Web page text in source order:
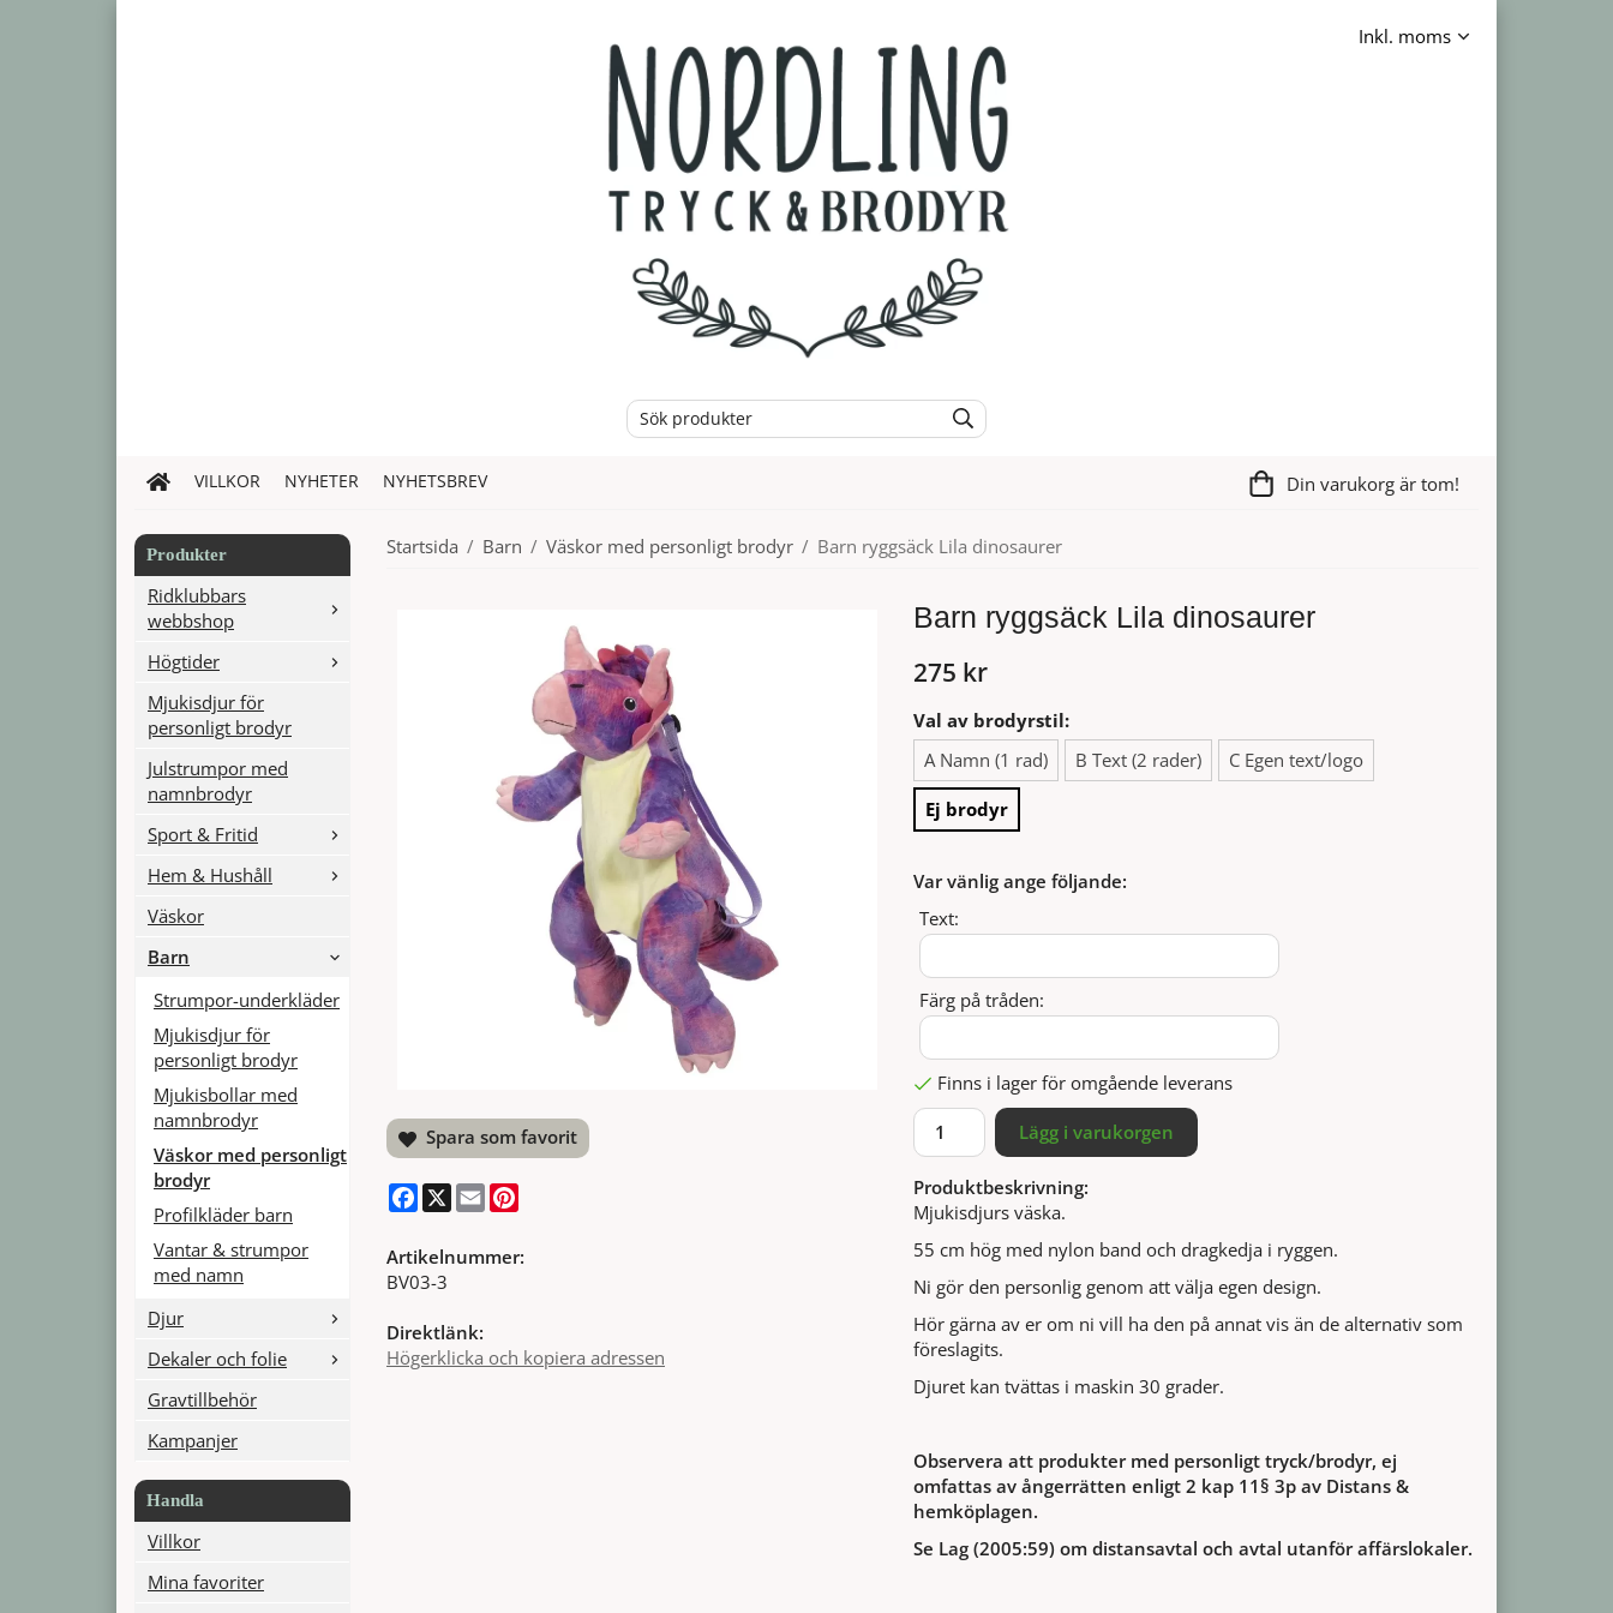
VILLKOR NYHETER NYHETSBREV Din varukorg är tom!
Produkter
Ridklubbars
webbshop
Högtider
Mjukisdjur för
personligt brodyr
Julstrumpor med
namnbrodyr
Sport & Fritid
Hem & Hushåll
Väskor
Barn
Strumpor-underkläder
Mjukisdjur för
personligt brodyr
Mjukisbollar med
namnbrodyr
Väskor med personligt
brodyr
Profilkläder barn
Vantar & strumpor
med namn
Djur
Dekaler och folie
Gravtillbehör
Kampanjer
Handla
Villkor
Mina favoriter
Startsida / Barn / Väskor med personligt brodyr / Barn ryggsäck Lila dinosaurer
Barn ryggsäck Lila dinosaurer
275 kr
Val av brodyrstil:
A Namn (1 rad)
B Text (2 rader) C Egen text/logo
Ej brodyr
Var vänlig ange följande:
Text:
Färg på tråden:
Finns i lager för omgående leverans
Lägg i varukorgen
Produktbeskrivning:
Mjukisdjurs väska.
55 cm hög med nylon band och dragkedja i ryggen.
Ni gör den personlig genom att välja egen design.
Hör gärna av er om ni vill ha den på annat vis än de alternativ som
föreslagits.
Djuret kan tvättas i maskin 30 grader.
Observera att produkter med personligt tryck/brodyr, ej
omfattas av ångerrätten enligt 2 kap 11§ 3p av Distans &
hemköplagen.
Se Lag (2005:59) om distansavtal och avtal utanför affärslokaler.
Spara som favorit
Facebook
X Email
Artikelnummer:
BV03-3
Direktlänk:
Högerklicka och kopiera adressen